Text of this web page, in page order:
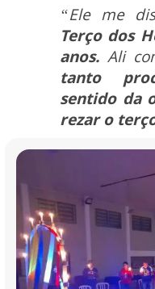
“Ele me
Terço dos
anos. Ali
tanto
sentido da
rezar o